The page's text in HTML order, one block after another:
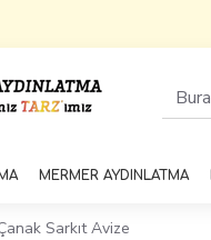
MERMER AYDINLATMA
Sarkıt Avize